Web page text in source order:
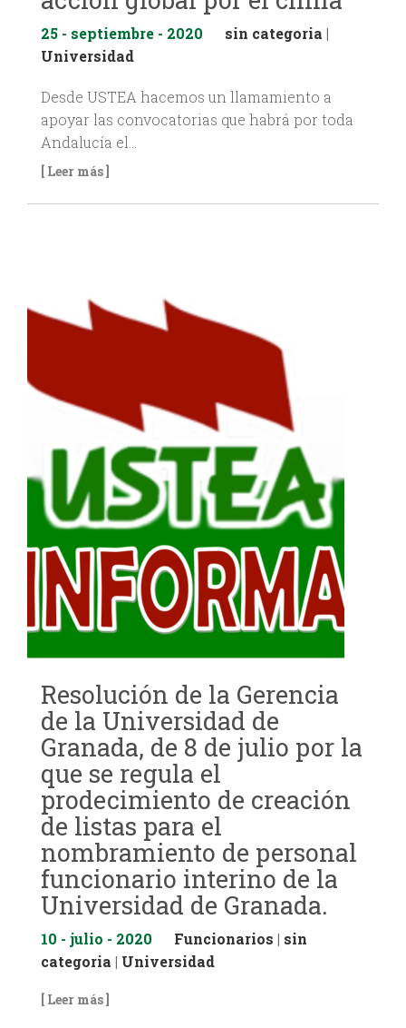
25 - septiembre - 2020 sin categoria |
Universidad
Desde USTEA hacemos un llamamiento a
apoyar las convocatorias que habrá por toda
Andalucía el…
[ Leer más ]
Resolución de la Gerencia
de la Universidad de
Granada, de 8 de julio por la
que se regula el
prodecimiento de creación
de listas para el
nombramiento de personal
funcionario interino de la
Universidad de Granada.
10 - julio - 2020 Funcionarios | sin
categoria | Universidad
[ Leer más ]